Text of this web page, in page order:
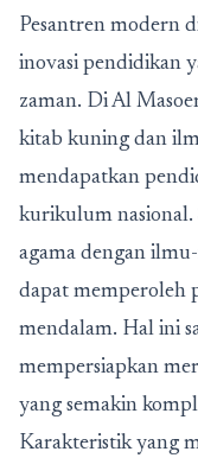
Pesantren modern
inovasi pendidikan
zaman. Di Al
kitab kuning dan
mendapatkan
kurikulum nasional.
agama dengan
dapat memperoleh
mendalam. Hal ini
mempersiapkan
yang semakin
Karakteristik yang